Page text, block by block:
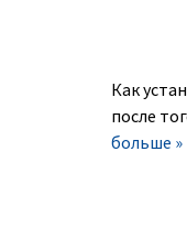
Как
после
больше »